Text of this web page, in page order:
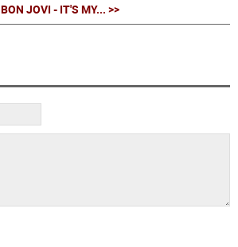
BON JOVI - IT'S MY... >>